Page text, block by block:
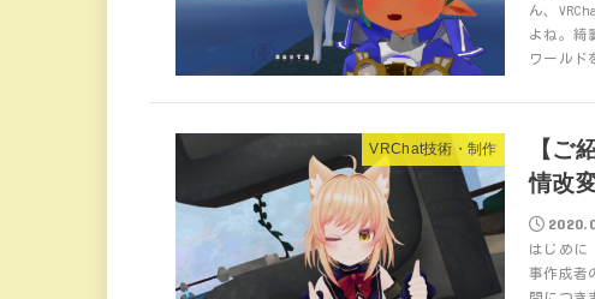
ん、
よね。綺
ワールド
VRChat技術・制作
【ご
情改
はじめに
事作成者